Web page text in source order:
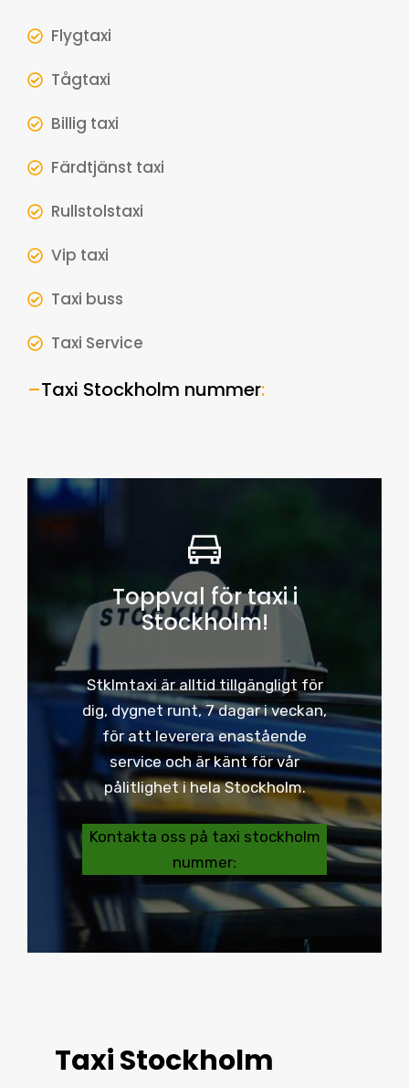
Flygtaxi
Tågtaxi
Billig taxi
Färdtjänst taxi
Rullstolstaxi
Vip taxi
Taxi buss
Taxi Service
–Taxi Stockholm nummer:
Toppval för taxi i
Stockholm!
Stklmtaxi är alltid tillgängligt för
dig, dygnet runt, 7 dagar i veckan,
för att leverera enastående
service och är känt för vår
pålitlighet i hela Stockholm.
Kontakta oss på taxi stockholm
nummer:
Taxi Stockholm